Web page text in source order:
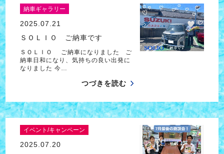
納車ギャラリー
2025.07.21
ＳＯＬＩＯ ご納車です
ＳＯＬＩＯ ご納車になりました ご
納車日和になり、気持ちの良い出発に
なりました 今…
つづきを読む
イベント/キャンペーン
2025.07.20